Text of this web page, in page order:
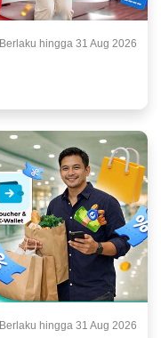
Berlaku hingga 31 Aug 2026
Berlaku hingga 31 Aug 2026